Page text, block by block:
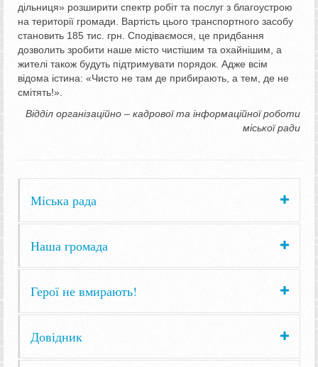
дільниця» розширити спектр робіт та послуг з благоустрою
на території громади. Вартість цього транспортного засобу
становить 185 тис. грн. Сподіваємося, це придбання
дозволить зробити наше місто чистішим та охайнішим, а
жителі також будуть підтримувати порядок. Адже всім
відома істина: «Чисто не там де прибирають, а тем, де не
смітять!».
Відділ організаційно – кадрової та інформаційної роботи
міської ради
Міська рада
Наша громада
Герої не вмирають!
Довідник